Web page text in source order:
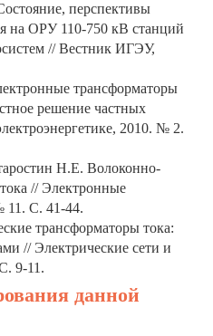
перспективы
на ОРУ 110-750 кВ станций
// Вестник ИГЭУ,
трансформаторы
решение частных
2010. № 2.
Н.Е. Волоконно-
// Электронные
11. С. 41-44.
трансформаторы тока:
// Электрические сети и
9-11.
данной